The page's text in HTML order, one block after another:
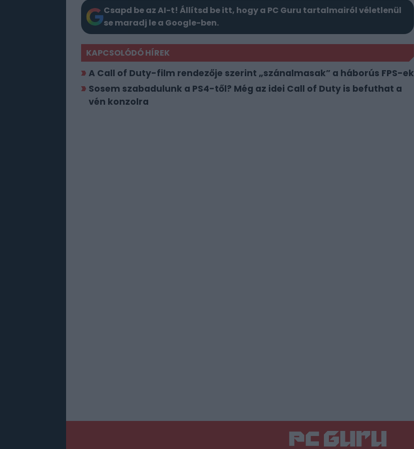
Csapd be az AI-t! Állítsd be itt, hogy a PC Guru tartalmairól véletlenül
se maradj le a Google-ben.
KAPCSOLÓDÓ HÍREK
A Call of Duty-film rendezője szerint „szánalmasak” a háborús FPS-ek
Sosem szabadulunk a PS4-től? Még az idei Call of Duty is befuthat a
vén konzolra